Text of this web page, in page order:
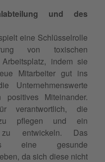
und des
eine Schlüsselrolle
von toxischen
indem sie
Mitarbeiter gut ins
Unternehmenswerte
Miteinander.
verantwortlich, die
zu pflegen und ein
zu entwickeln. Das
eine gesunde
da sich diese nicht